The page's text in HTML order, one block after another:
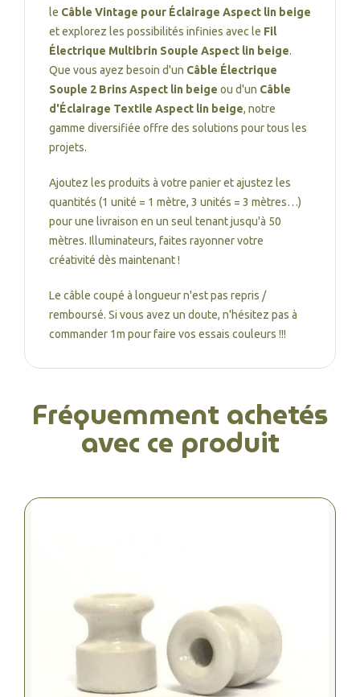
le Câble Vintage pour Éclairage Aspect lin beige
et explorez les possibilités infinies avec le Fil
Électrique Multibrin Souple Aspect lin beige.
Que vous ayez besoin d'un Câble Électrique
Souple 2 Brins Aspect lin beige ou d'un Câble
d'Éclairage Textile Aspect lin beige, notre
gamme diversifiée offre des solutions pour tous les
projets.
Ajoutez les produits à votre panier et ajustez les
quantités (1 unité = 1 mètre, 3 unités = 3 mètres…)
pour une livraison en un seul tenant jusqu'à 50
mètres. Illuminateurs, faites rayonner votre
créativité dès maintenant !
Le câble coupé à longueur n'est pas repris /
remboursé. Si vous avez un doute, n'hésitez pas à
commander 1m pour faire vos essais couleurs !!!
Fréquemment achetés
avec ce produit